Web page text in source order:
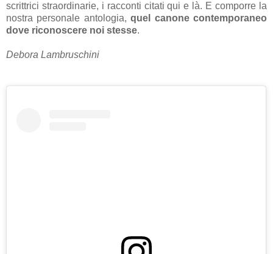
scrittrici straordinarie, i racconti citati qui e là. E comporre la
nostra personale antologia,quel canone contemporaneo
dove riconoscere noi stesse.
Debora Lambruschini